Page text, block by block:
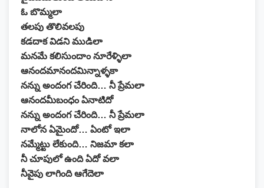
ఓ బొమ్మలా
తలపు తొలివలపు
కడదాక విడని ముడిలా
మనమే కలిసుందాం నూరేళ్ళిలా
ఆనందమానందమిన్నాళ్ళకా
నన్ను అందంగ చేరింది… నీ ప్రేమలా
ఆనందమీబంధం ఏనాటిదో
నన్ను అందంగ చేరింది… నీ ప్రేమలా
నాలోన ఏమైందో… ఏంటో ఇలా
నమ్మేట్టు లేకుంది… నిజమా కలా
నీ చూపులో ఉంది ఏదో వలా
నీవైపు లాగింది ఆగేదెలా